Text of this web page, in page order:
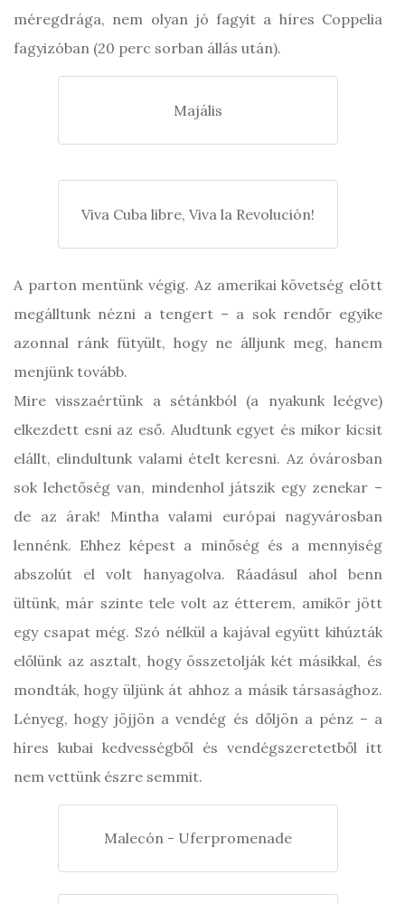
méregdrága, nem olyan jó fagyit a híres Coppelia
fagyizóban (20 perc sorban állás után).
Majális
Viva Cuba libre, Viva la Revolución!
A parton mentünk végig. Az amerikai követség elött
megálltunk nézni a tengert – a sok rendőr egyike
azonnal ránk fütyült, hogy ne álljunk meg, hanem
menjünk tovább.
Mire visszaértünk a sétánkból (a nyakunk leégve)
elkezdett esni az eső. Aludtunk egyet és mikor kicsit
elállt, elindultunk valami ételt keresni. Az óvárosban
sok lehetőség van, mindenhol játszik egy zenekar –
de az árak! Mintha valami európai nagyvárosban
lennénk. Ehhez képest a minőség és a mennyiség
abszolút el volt hanyagolva. Ráadásul ahol benn
ültünk, már szinte tele volt az étterem, amikör jött
egy csapat még. Szó nélkül a kajával együtt kihúzták
előlünk az asztalt, hogy összetolják két másikkal, és
mondták, hogy üljünk át ahhoz a másik társasághoz.
Lényeg, hogy jöjjön a vendég és dőljön a pénz – a
híres kubai kedvességből és vendégszeretetből itt
nem vettünk észre semmit.
Malecón - Uferpromenade